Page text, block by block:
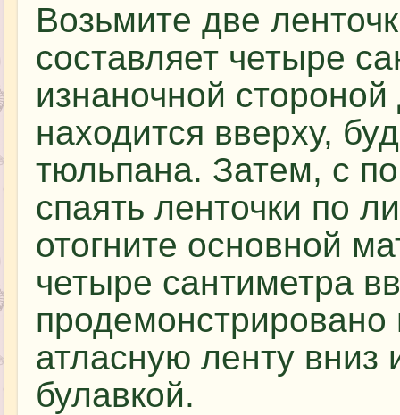
Возьмите две
составляет четыре
изнаночной стороной
находится вверху,
тюльпана. Затем, с
спаять ленточки по
отогните основной
четыре сантиметра
атласную ленту вниз
булавкой.